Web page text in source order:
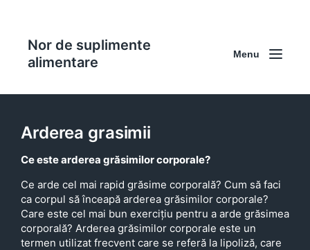
Nor de suplimente
alimentare
Menu
Arderea grasimii
Ce este arderea grăsimilor corporale?
Ce arde cel mai rapid grăsime corporală? Cum să faci
ca corpul să înceapă arderea grăsimilor corporale?
Care este cel mai bun exercițiu pentru a arde grăsimea
corporală? Arderea grăsimilor corporale este un
termen utilizat frecvent care se referă la lipoliză, care